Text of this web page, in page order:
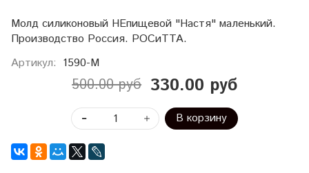
Молд силиконовый НЕпищевой "Настя" маленький.
Производство Россия. РОСиТТА.
Артикул: 1590-М
500.00 руб 330.00 руб
В корзину